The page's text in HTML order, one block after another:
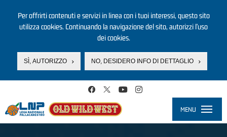
Per offrirti contenuti e servizi in linea con i tuoi interessi, questo sito
utilizza cookies. Continuando la navigazione del sito, autorizzi l’uso
dei cookies.
SÌ, AUTORIZZO NO, DESIDERO INFO DI DETTAGLIO
MENU